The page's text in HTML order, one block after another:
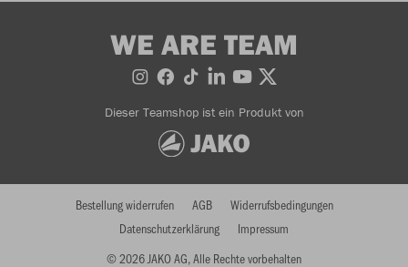
WE ARE TEAM
Dieser Teamshop ist ein Produkt von
© 2026 JAKO AG, Alle Rechte vorbehalten
Bestellung widerrufen AGB
Widerrufsbedingungen
Datenschutzerklärung
Impressum